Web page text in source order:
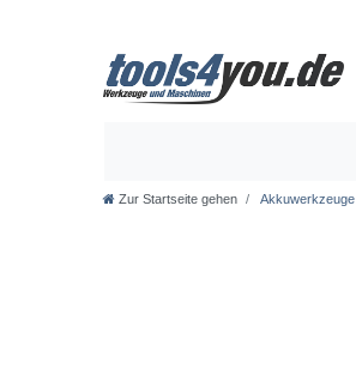
Zur Startseite gehen Akkuwerkzeuge